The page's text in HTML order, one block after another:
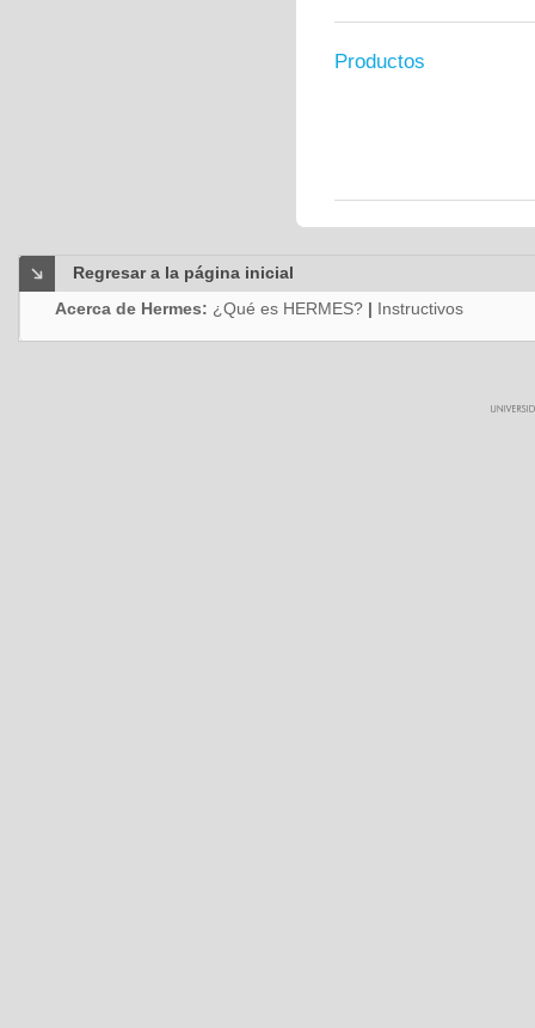
Productos
Regresar a la página inicial
Acerca de Hermes: ¿Qué es HERMES? | Instructivos